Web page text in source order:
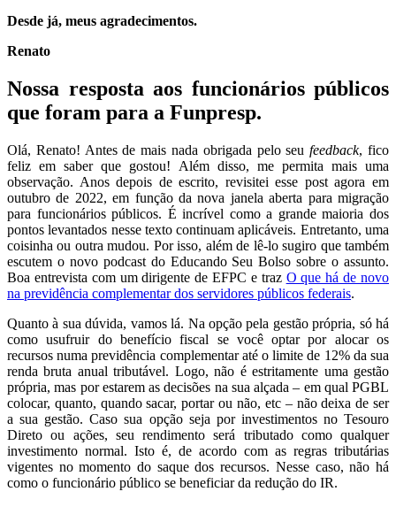
Desde já, meus agradecimentos.
Renato
Nossa resposta aos funcionários públicos
que foram para a Funpresp.
Olá, Renato! Antes de mais nada obrigada pelo seufeedback, fico
feliz em saber que gostou! Além disso, me permita mais uma
observação. Anos depois de escrito, revisitei esse post agora em
outubro de 2022, em função da nova janela aberta para migração
para funcionários públicos. É incrível como a grande maioria dos
pontos levantados nesse texto continuam aplicáveis. Entretanto, uma
coisinha ou outra mudou. Por isso, além de lê-lo sugiro que também
escutem o novo podcast do Educando Seu Bolso sobre o assunto.
Boa entrevista com um dirigente de EFPC e traz O que há de novo
na previdência complementar dos servidores públicos federais.
Quanto à sua dúvida, vamos lá. Na opção pela gestão própria, só há
como usufruir do benefício fiscal se você optar por alocar os
recursos numa previdência complementar até o limite de 12% da sua
renda bruta anual tributável. Logo, não é estritamente uma gestão
própria, mas por estarem as decisões na sua alçada – em qual PGBL
colocar, quanto, quando sacar, portar ou não, etc – não deixa de ser
a sua gestão. Caso sua opção seja por investimentos no Tesouro
Direto ou ações, seu rendimento será tributado como qualquer
investimento normal. Isto é, de acordo com as regras tributárias
vigentes no momento do saque dos recursos. Nesse caso, não há
como o funcionário público se beneficiar da redução do IR.